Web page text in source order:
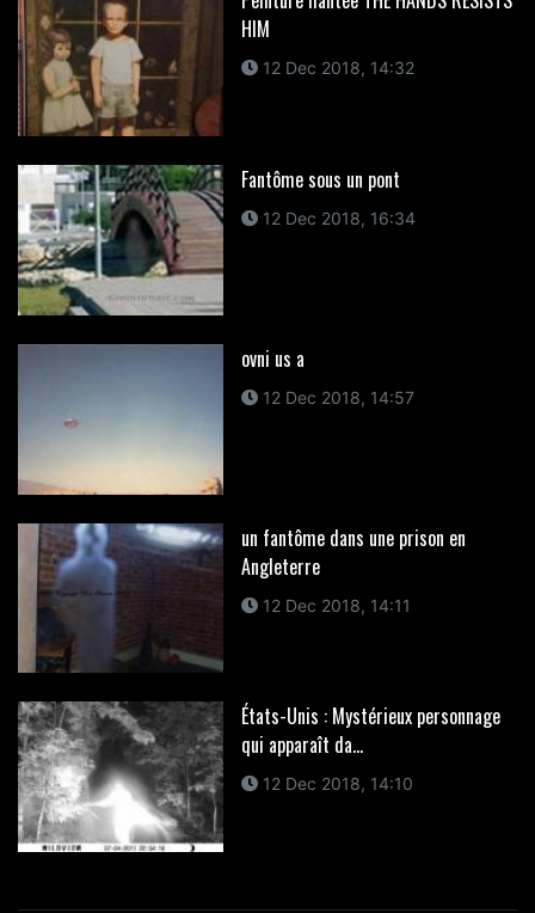
HIM
12 Dec 2018, 14:32
Fantôme sous un pont
12 Dec 2018, 16:34
ovni us a
12 Dec 2018, 14:57
un fantôme dans une prison en
Angleterre
12 Dec 2018, 14:11
États-Unis : Mystérieux personnage
qui apparaît da...
12 Dec 2018, 14:10